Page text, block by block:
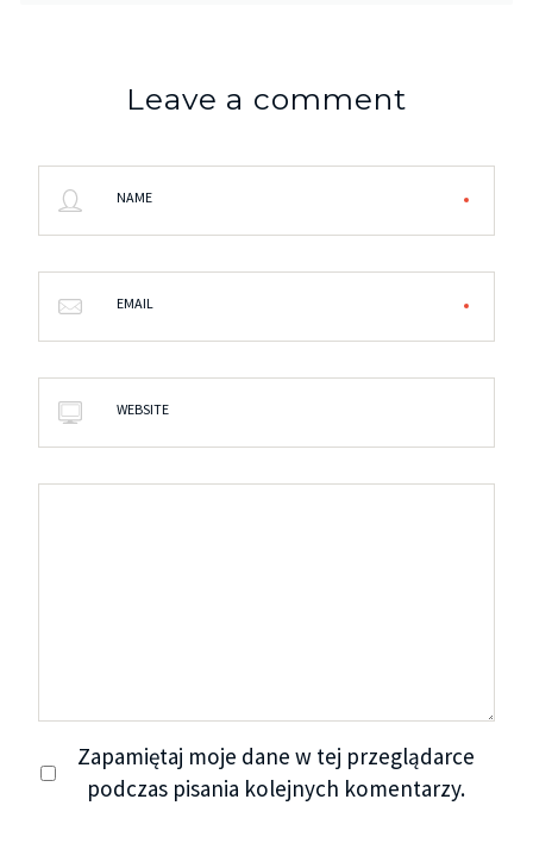
Leave a comment
NAME
EMAIL
WEBSITE
Zapamiętaj moje dane w tej przeglądarce
podczas pisania kolejnych komentarzy.